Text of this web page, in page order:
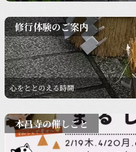
修行体験のご案内
心をととのえる時間
本昌寺の催しごと